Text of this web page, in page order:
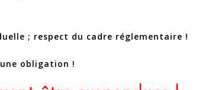
; respect du cadre réglementaire !
obligation !